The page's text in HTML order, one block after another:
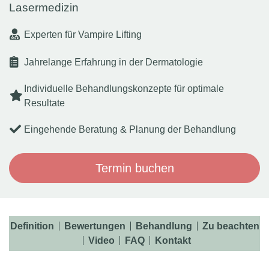
Lasermedizin
Experten für Vampire Lifting
Jahrelange Erfahrung in der Dermatologie
Individuelle Behandlungskonzepte für optimale
Resultate
Eingehende Beratung & Planung der Behandlung
Termin buchen
Definition Bewertungen Behandlung
Zu beachten
Video
FAQ Kontakt